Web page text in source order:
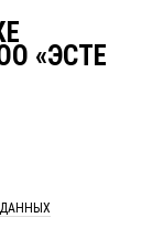
«ЭСТЕ